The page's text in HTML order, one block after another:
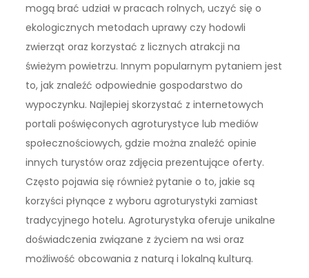
mogą brać udział w pracach rolnych, uczyć się o
ekologicznych metodach uprawy czy hodowli
zwierząt oraz korzystać z licznych atrakcji na
świeżym powietrzu. Innym popularnym pytaniem jest
to, jak znaleźć odpowiednie gospodarstwo do
wypoczynku. Najlepiej skorzystać z internetowych
portali poświęconych agroturystyce lub mediów
społecznościowych, gdzie można znaleźć opinie
innych turystów oraz zdjęcia prezentujące oferty.
Często pojawia się również pytanie o to, jakie są
korzyści płynące z wyboru agroturystyki zamiast
tradycyjnego hotelu. Agroturystyka oferuje unikalne
doświadczenia związane z życiem na wsi oraz
możliwość obcowania z naturą i lokalną kulturą.